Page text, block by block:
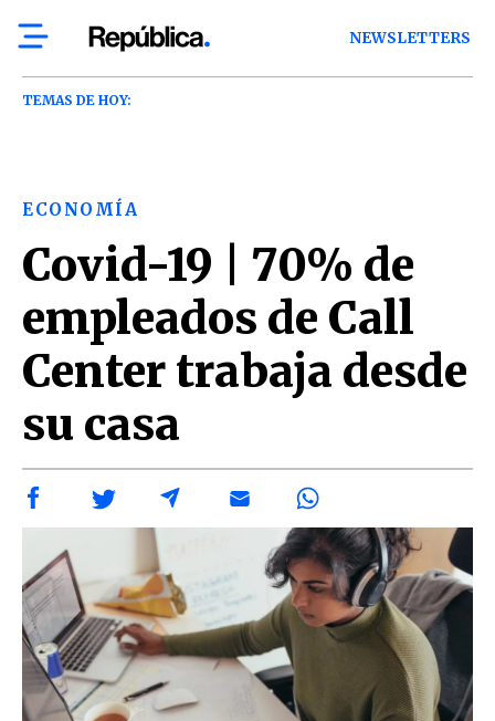
NEWSLETTERS
TEMAS DE HOY:
ECONOMÍA
Covid-19 | 70% de
empleados de Call
Center trabaja desde
su casa